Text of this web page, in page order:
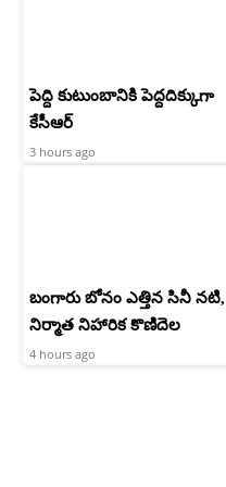
పెద్ది కుటుంబానికి పెద్దదిక్కుగా
కేసీఆర్
3 hours ago
బంగారు బోనం ఎత్తిన సినీ నటి,
నిర్మాత నిహారిక కొణిదెల
4 hours ago